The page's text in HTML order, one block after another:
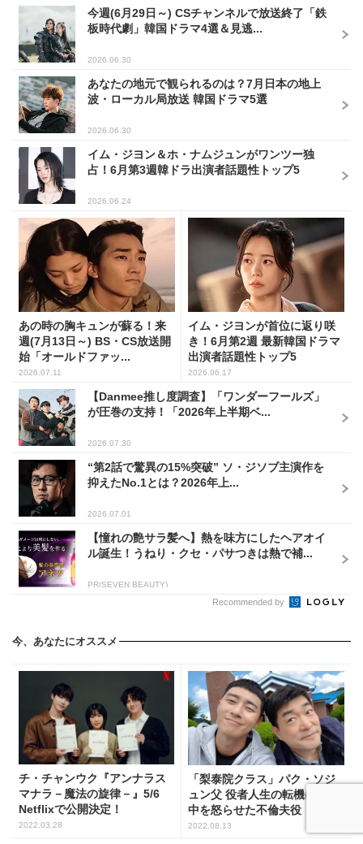
今週(6月29日～) CSチャンネルで放送終了「鉄
板時代劇」韓国ドラマ4選＆見逃...
2026.06.30
あなたの地元で観られるのは？7月日本の地上
波・ローカル局放送 韓国ドラマ5選
2026.06.30
イム・ジヨン＆ホ・ナムジュンがワンツー独
占！6月第3週韓ドラ出演者話題性トップ5
2026.06.24
あの時の胸キュンが蘇る！来
週(7月13日～) BS・CS放送開
始「オールドファッ...
2026.07.11
イム・ジヨンが首位に返り咲
き！6月第2週 最新韓国ドラマ
出演者話題性トップ5
2026.06.17
【Danmee推し度調査】「ワンダーフールズ」
が圧巻の支持！「2026年上半期ベ...
2026.07.30
“第2話で驚異の15%突破” ソ・ジソブ主演作を
抑えたNo.1とは？2026年上...
2026.07.01
【憧れの艶サラ髪へ】熱を味方にしたヘアオイ
ル誕生！うねり・クセ・パサつきは熱で補...
PR(SEVEN BEAUTY)
Recommended by
今、あなたにオススメ
チ・チャンウク『アンナラス
マナラ－魔法の旋律－』5/6
Netflixで公開決定！
2022.03.28
「梨泰院クラス」パク・ソジ
ュン父 役者人生の転機は韓国
中を怒らせた不倫夫役
2022.08.13